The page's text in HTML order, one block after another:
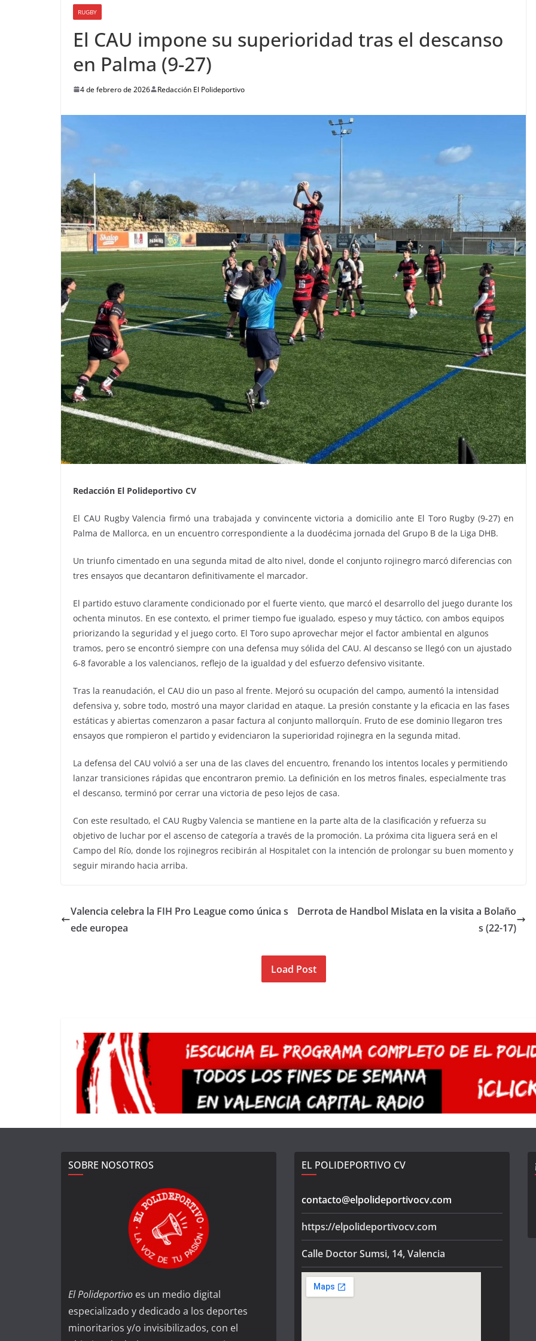
RUGBY
El CAU impone su superioridad tras el descanso
en Palma (9-27)
4 de febrero de 2026 Redacción El Polideportivo
Redacción El Polideportivo CV
El CAU Rugby Valencia firmó una trabajada y convincente victoria a domicilio ante El Toro Rugby (9-27) en
Palma de Mallorca, en un encuentro correspondiente a la duodécima jornada del Grupo B de la Liga DHB.
Un triunfo cimentado en una segunda mitad de alto nivel, donde el conjunto rojinegro marcó diferencias con
tres ensayos que decantaron definitivamente el marcador.
El partido estuvo claramente condicionado por el fuerte viento, que marcó el desarrollo del juego durante los
ochenta minutos. En ese contexto, el primer tiempo fue igualado, espeso y muy táctico, con ambos equipos
priorizando la seguridad y el juego corto. El Toro supo aprovechar mejor el factor ambiental en algunos
tramos, pero se encontró siempre con una defensa muy sólida del CAU. Al descanso se llegó con un ajustado
6-8 favorable a los valencianos, reflejo de la igualdad y del esfuerzo defensivo visitante.
Tras la reanudación, el CAU dio un paso al frente. Mejoró su ocupación del campo, aumentó la intensidad
defensiva y, sobre todo, mostró una mayor claridad en ataque. La presión constante y la eficacia en las fases
estáticas y abiertas comenzaron a pasar factura al conjunto mallorquín. Fruto de ese dominio llegaron tres
ensayos que rompieron el partido y evidenciaron la superioridad rojinegra en la segunda mitad.
La defensa del CAU volvió a ser una de las claves del encuentro, frenando los intentos locales y permitiendo
lanzar transiciones rápidas que encontraron premio. La definición en los metros finales, especialmente tras
el descanso, terminó por cerrar una victoria de peso lejos de casa.
Con este resultado, el CAU Rugby Valencia se mantiene en la parte alta de la clasificación y refuerza su
objetivo de luchar por el ascenso de categoría a través de la promoción. La próxima cita liguera será en el
Campo del Río, donde los rojinegros recibirán al Hospitalet con la intención de prolongar su buen momento y
seguir mirando hacia arriba.
Valencia celebra la FIH Pro League como única s
ede europea
Derrota de Handbol Mislata en la visita a Bolaño
s (22-17)
Load Post
SOBRE NOSOTROS
El Polideportivo es un medio digital
especializado y dedicado a los deportes
minoritarios y/o invisibilizados, con el
EL POLIDEPORTIVO CV
contacto@elpolideportivocv.com
https://elpolideportivocv.com
Calle Doctor Sumsi, 14, Valencia